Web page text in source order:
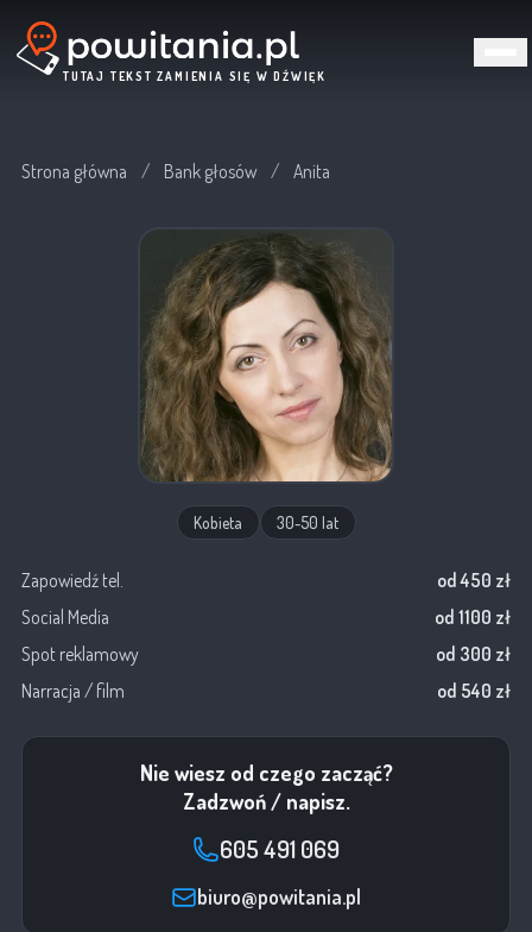
TUTAJ TEKST ZAMIENIA SIĘ W DŹWIĘK
Strona główna / Bank głosów / Anita
Kobieta 30-50 lat
Zapowiedź tel.
od 450 zł
Social Media
od 1100 zł
Spot reklamowy
od 300 zł
Narracja / film
od 540 zł
Nie wiesz od czego zacząć?
Zadzwoń / napisz.
605 491 069
biuro@powitania.pl